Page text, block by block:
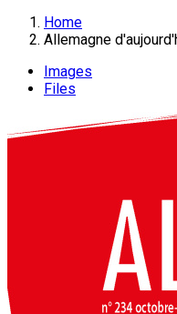
Home
Allemagne
Images
Files